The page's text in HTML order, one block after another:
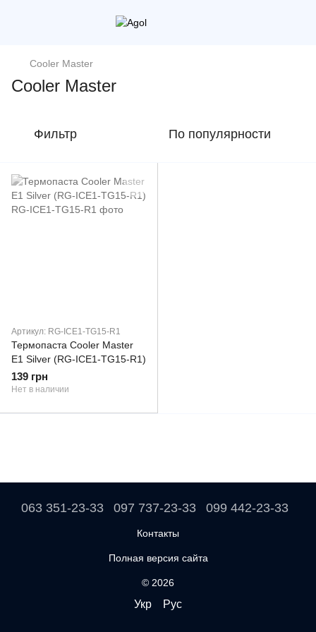
Cooler Master
Cooler Master
Фильтр По популярности
Артикул: RG-ICE1-TG15-R1
Термопаста Cooler Master
E1 Silver (RG-ICE1-TG15-R1)
139 грн
Нет в наличии
063 351-23-33 097 737-23-33 099 442-23-33
Контакты
Полная версия сайта
© 2026
Укр Рус